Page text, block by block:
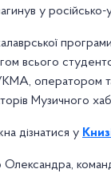
у російсько-
програми
всього
оператором
Музичного
дізнатися у